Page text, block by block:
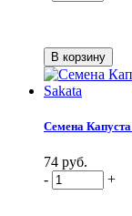
Семена
74 руб.
-
+